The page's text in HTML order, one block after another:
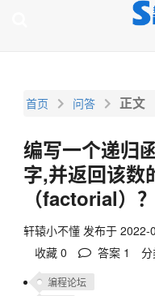
首页 问答 正文
编写一个递归
字,并返回该数
（factorial）？
轩辕小不懂 发布于 2022-
收藏 0
答案 1 分
编程论坛